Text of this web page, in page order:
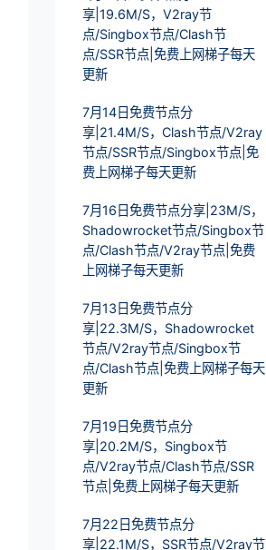
享|19.6M/S，V2ray节
点/Singbox节点/Clash节
点/SSR节点|免费上网梯子每天
更新
7月14日免费节点分
享|21.4M/S，Clash节点/V2ray
节点/SSR节点/Singbox节点|免
费上网梯子每天更新
7月16日免费节点分享|23M/S，
Shadowrocket节点/Singbox节
点/Clash节点/V2ray节点|免费
上网梯子每天更新
7月13日免费节点分
享|22.3M/S，Shadowrocket
节点/V2ray节点/Singbox节
点/Clash节点|免费上网梯子每天
更新
7月19日免费节点分
享|20.2M/S，Singbox节
点/V2ray节点/Clash节点/SSR
节点|免费上网梯子每天更新
7月22日免费节点分
享|22.1M/S，SSR节点/V2ray节